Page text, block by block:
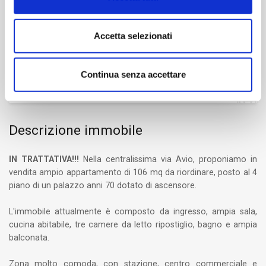
Accetta selezionati
Continua senza accettare
1
Descrizione immobile
IN TRATTATIVA!!!
Nella centralissima via Avio, proponiamo in
vendita ampio appartamento di 106 mq da riordinare, posto al 4
piano di un palazzo anni 70 dotato di ascensore.
L'immobile attualmente è composto da ingresso, ampia sala,
cucina abitabile, tre camere da letto ripostiglio, bagno e ampia
balconata.
Zona molto comoda, con stazione, centro commerciale e